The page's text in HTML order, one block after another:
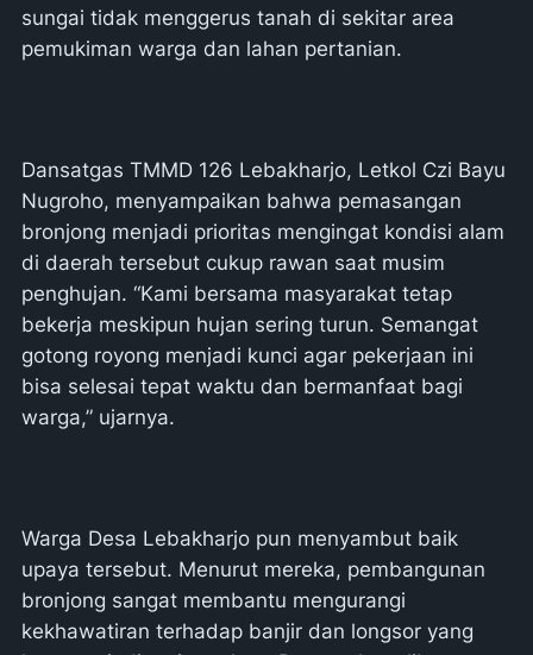
sungai tidak menggerus tanah di sekitar area
pemukiman warga dan lahan pertanian.
Dansatgas TMMD 126 Lebakharjo, Letkol Czi Bayu
Nugroho, menyampaikan bahwa pemasangan
bronjong menjadi prioritas mengingat kondisi alam
di daerah tersebut cukup rawan saat musim
penghujan. “Kami bersama masyarakat tetap
bekerja meskipun hujan sering turun. Semangat
gotong royong menjadi kunci agar pekerjaan ini
bisa selesai tepat waktu dan bermanfaat bagi
warga,” ujarnya.
Warga Desa Lebakharjo pun menyambut baik
upaya tersebut. Menurut mereka, pembangunan
bronjong sangat membantu mengurangi
kekhawatiran terhadap banjir dan longsor yang